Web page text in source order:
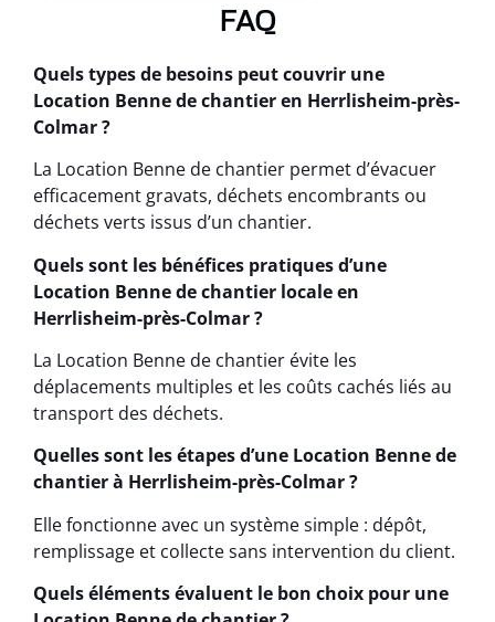
FAQ
Quels types de besoins peut couvrir une
Location Benne de chantier en Herrlisheim-près-
Colmar ?
La Location Benne de chantier permet d’évacuer
efficacement gravats, déchets encombrants ou
déchets verts issus d’un chantier.
Quels sont les bénéfices pratiques d’une
Location Benne de chantier locale en
Herrlisheim-près-Colmar ?
La Location Benne de chantier évite les
déplacements multiples et les coûts cachés liés au
transport des déchets.
Quelles sont les étapes d’une Location Benne de
chantier à Herrlisheim-près-Colmar ?
Elle fonctionne avec un système simple : dépôt,
remplissage et collecte sans intervention du client.
Quels éléments évaluent le bon choix pour une